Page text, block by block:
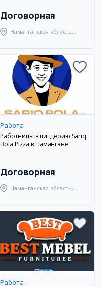
Договорная
Наманганская область,
Работа
Работницы в пиццерию Sariq
Bola Pizza в Намангане
Договорная
Наманганская область,
Работа